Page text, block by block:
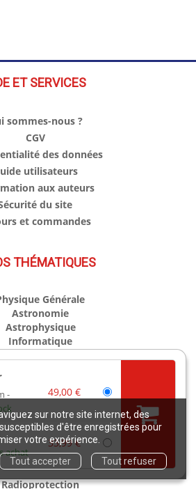
sur notre site internet, des
d'être enregistrées pour
votre expérience.
Tout accepter Tout refuser
49,00 €
achat
33,99 €
ET SERVICES
sommes-nous ?
CGV
des données
utilisateurs
aux auteurs
du site
et commandes
THÉMATIQUES
Générale
Astronomie
Astrophysique
Informatique
Ondes / optique
Chimie
Ingénierie
Énergie
Nucléaire
Radioprotection